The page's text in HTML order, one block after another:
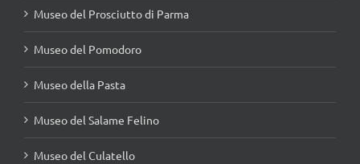
Museo del Prosciutto di Parma
Museo del Pomodoro
Museo della Pasta
Museo del Salame Felino
Museo del Culatello